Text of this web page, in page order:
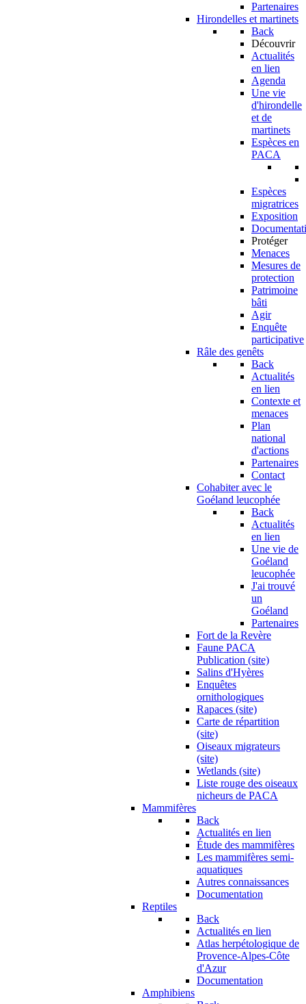
Partenaires
Hirondelles et martinets
Back
Découvrir
Actualités
en lien
Agenda
Une vie
d'hirondelle
et de
martinets
Espèces en
PACA
Espèces
migratrices
Exposition
Protéger
Menaces
Mesures de
protection
Patrimoine
bâti
Agir
Enquête
participative
Râle des genêts
Back
Actualités
en lien
Contexte et
menaces
Plan
national
d'actions
Partenaires
Contact
Cohabiter avec le
Goéland leucophée
Back
Actualités
en lien
Une vie de
Goéland
leucophée
J'ai trouvé
un
Goéland
Partenaires
Fort de la Revère
Faune PACA
Publication (site)
Salins d'Hyères
Enquêtes
ornithologiques
Rapaces (site)
Carte de répartition
(site)
Oiseaux migrateurs
(site)
Wetlands (site)
Liste rouge des oiseaux
nicheurs de PACA
Mammifères
Back
Actualités en lien
Étude des mammifères
Les mammifères semi-
aquatiques
Autres connaissances
Documentation
Reptiles
Back
Actualités en lien
Atlas herpétologique de
Provence-Alpes-Côte
d'Azur
Documentation
Amphibiens